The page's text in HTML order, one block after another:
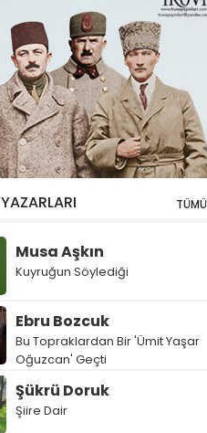
YAZARLARI TÜMÜ
Musa Aşkın
Kuyruğun Söylediği
Ebru Bozcuk
Bu Topraklardan Bir 'Ümit Yaşar
Oğuzcan' Geçti
Şükrü Doruk
Şiire Dair